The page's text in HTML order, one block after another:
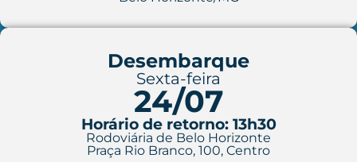
Desembarque
Sexta-feira
24/07
Horário de retorno: 13h30
Rodoviária de Belo Horizonte
Praça Rio Branco, 100, Centro